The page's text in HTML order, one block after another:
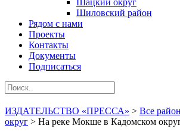
Шацкий округ
Шиловский район
Рядом с нами
Проекты
Контакты
Документы
Подписаться
ИЗДАТЕЛЬСТВО «ПРЕССА» > Все
округ > На реке Мокше в Кадомском